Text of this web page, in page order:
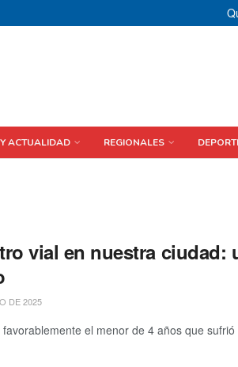
ACTUALIDAD REGIONALES
vial en nuestra ciudad:
DE 2025
favorablemente el menor de 4 años que